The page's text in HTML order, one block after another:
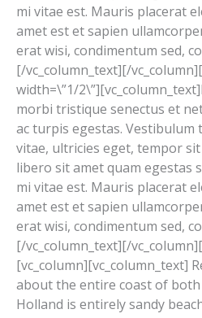
mi vitae est. Mauris placerat
amet est et sapien
erat wisi, condimentum sed,
[/vc_column_text][/
width=\”1/
morbi tristique senectus et
ac turpis egestas.
vitae, ultricies eget, tempor
libero sit amet quam egestas
mi vitae est. Mauris placerat
amet est et sapien
erat wisi, condimentum sed,
[/vc_column_text][/
[vc_column][vc_column_text]
about the entire coast of
Holland is entirely sandy